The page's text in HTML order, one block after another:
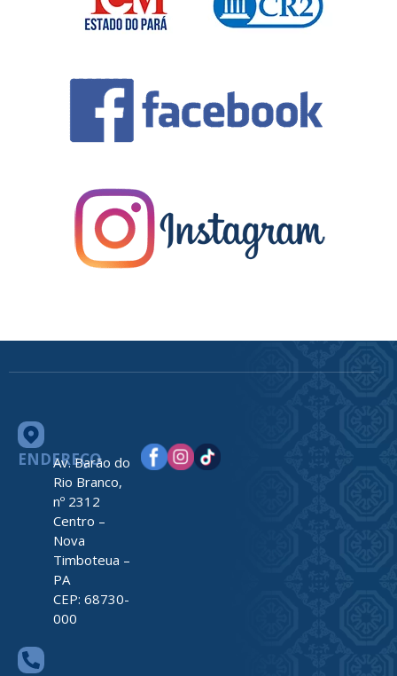
ENDEREÇO
Av. Barão do
Rio Branco,
nº 2312
Centro –
Nova
Timboteua –
PA
CEP: 68730-
000